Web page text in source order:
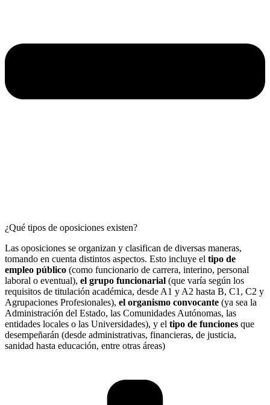
¿Qué tipos de oposiciones existen?
Las oposiciones se organizan y clasifican de diversas maneras,
tomando en cuenta distintos aspectos. Esto incluye el tipo de
empleo público (como funcionario de carrera, interino, personal
laboral o eventual), el grupo funcionarial (que varía según los
requisitos de titulación académica, desde A1 y A2 hasta B, C1, C2 y
Agrupaciones Profesionales), el organismo convocante (ya sea la
Administración del Estado, las Comunidades Autónomas, las
entidades locales o las Universidades), y el tipo de funciones que
desempeñarán (desde administrativas, financieras, de justicia,
sanidad hasta educación, entre otras áreas)